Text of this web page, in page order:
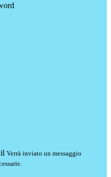
Verrà inviato un messaggio